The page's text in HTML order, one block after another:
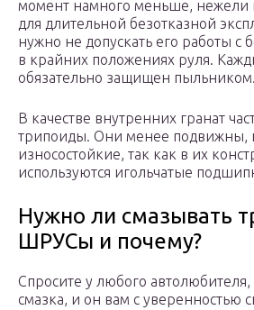
момент намного меньше, нежели
для длительной безотказной
нужно не допускать его работы с
в крайних положениях руля.
обязательно защищен пыльником.
В качестве внутренних гранат
трипоиды. Они менее подвижны,
износостойкие, так как в их
используются игольчатые
Нужно ли смазывать
ШРУСы и почему?
Спросите у любого
смазка, и он вам с уверенностью